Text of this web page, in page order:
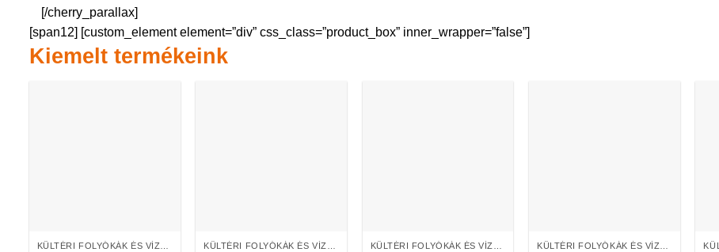
[/cherry_parallax]
[span12] [custom_element element=”div” css_class=”product_box” inner_wrapper=”false”]
Kiemelt termékeink